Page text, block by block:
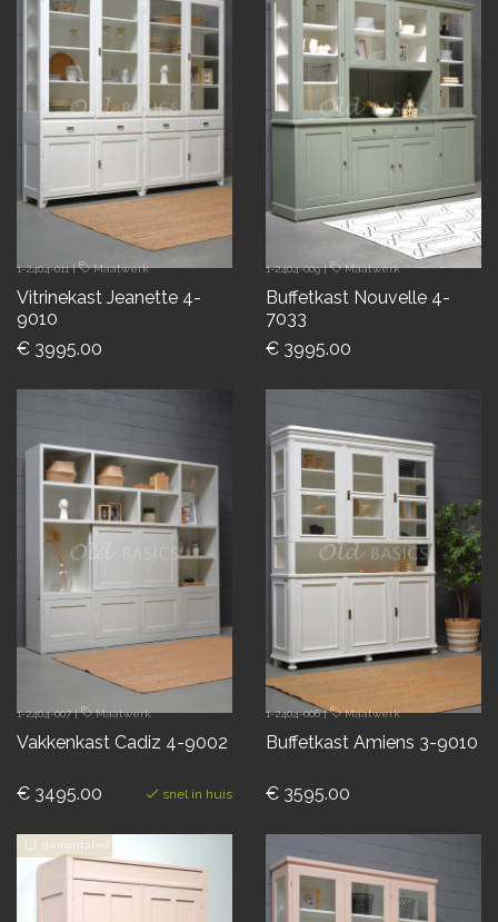
1-2404-011| Maatwerk
Vitrinekast Jeanette 4-
9010
€ 3995.00
1-2404-009| Maatwerk
Buffetkast Nouvelle 4-
7033
€ 3995.00
1-2404-007| Maatwerk
Vakkenkast Cadiz 4-9002
€ 3495.00 snel in huis
1-2404-006| Maatwerk
Buffetkast Amiens 3-9010
€ 3595.00
demontabel